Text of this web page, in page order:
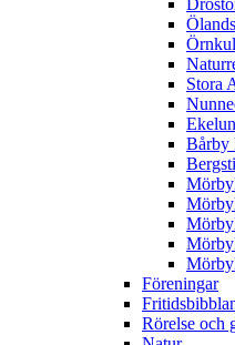
Stora
Bårby
Föreningar
Rörelse och